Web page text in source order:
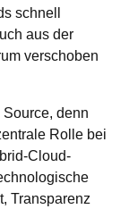
schnell
aus der
verschoben
denn
Rolle bei
Cloud-
Transparenz